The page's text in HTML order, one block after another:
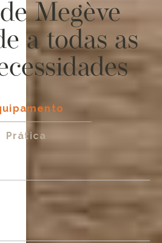
Megève
a todas as
Prática